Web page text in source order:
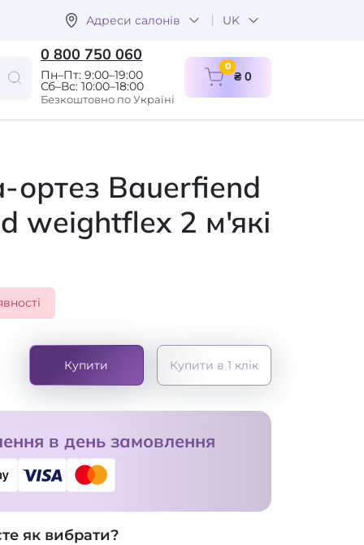
Адреси салонів UK
0 800 750 060
Пн–Пт: 9:00–19:00
Сб–Вс: 10:00–18:00
Безкоштовно по Україні
0items in cart
₴ 0
ортез Bauerfiend
weightflex 2 м'які
Купити Купити в 1 клік
в день замовлення
як вибрати?